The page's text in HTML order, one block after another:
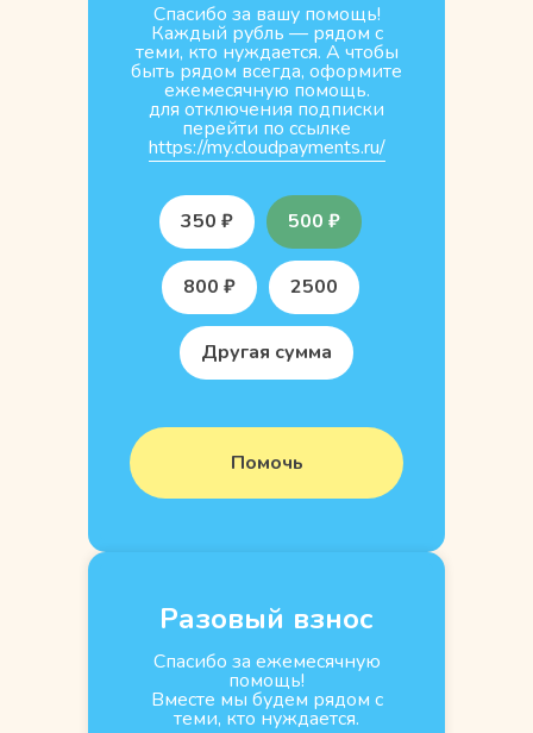
Спасибо за вашу помощь!
Каждый рубль — рядом с
теми, кто нуждается. А чтобы
быть рядом всегда, оформите
ежемесячную помощь.
для отключения подписки
перейти по ссылке
https://my.cloudpayments.ru/
350 ₽ 500 ₽
800 ₽ 2500
Другая сумма
Помочь
Разовый взнос
Спасибо за ежемесячную
помощь!
Вместе мы будем рядом с
теми, кто нуждается.